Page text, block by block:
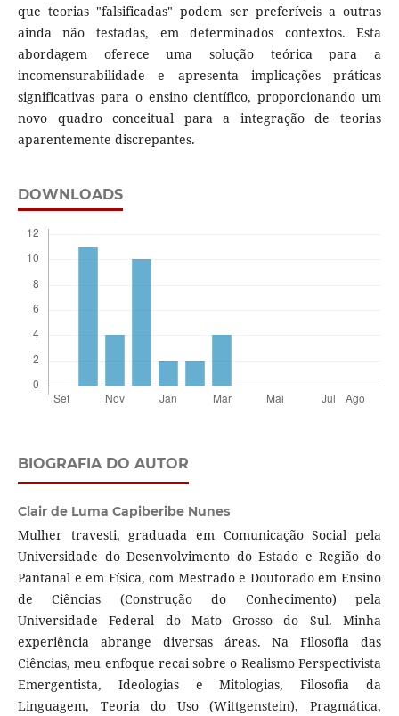
que teorias "falsificadas" podem ser preferíveis a outras
ainda não testadas, em determinados contextos. Esta
abordagem oferece uma solução teórica para a
incomensurabilidade e apresenta implicações práticas
significativas para o ensino científico, proporcionando um
novo quadro conceitual para a integração de teorias
aparentemente discrepantes.
DOWNLOADS
BIOGRAFIA DO AUTOR
Clair de Luma Capiberibe Nunes
Mulher travesti, graduada em Comunicação Social pela
Universidade do Desenvolvimento do Estado e Região do
Pantanal e em Física, com Mestrado e Doutorado em Ensino
de Ciências (Construção do Conhecimento) pela
Universidade Federal do Mato Grosso do Sul. Minha
experiência abrange diversas áreas. Na Filosofia das
Ciências, meu enfoque recai sobre o Realismo Perspectivista
Emergentista, Ideologias e Mitologias, Filosofia da
Linguagem, Teoria do Uso (Wittgenstein), Pragmática,